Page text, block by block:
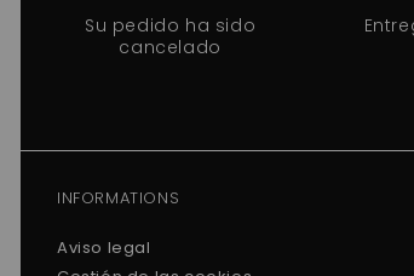
Su pedido ha sido
cancelado
INFORMATIONS
Aviso legal